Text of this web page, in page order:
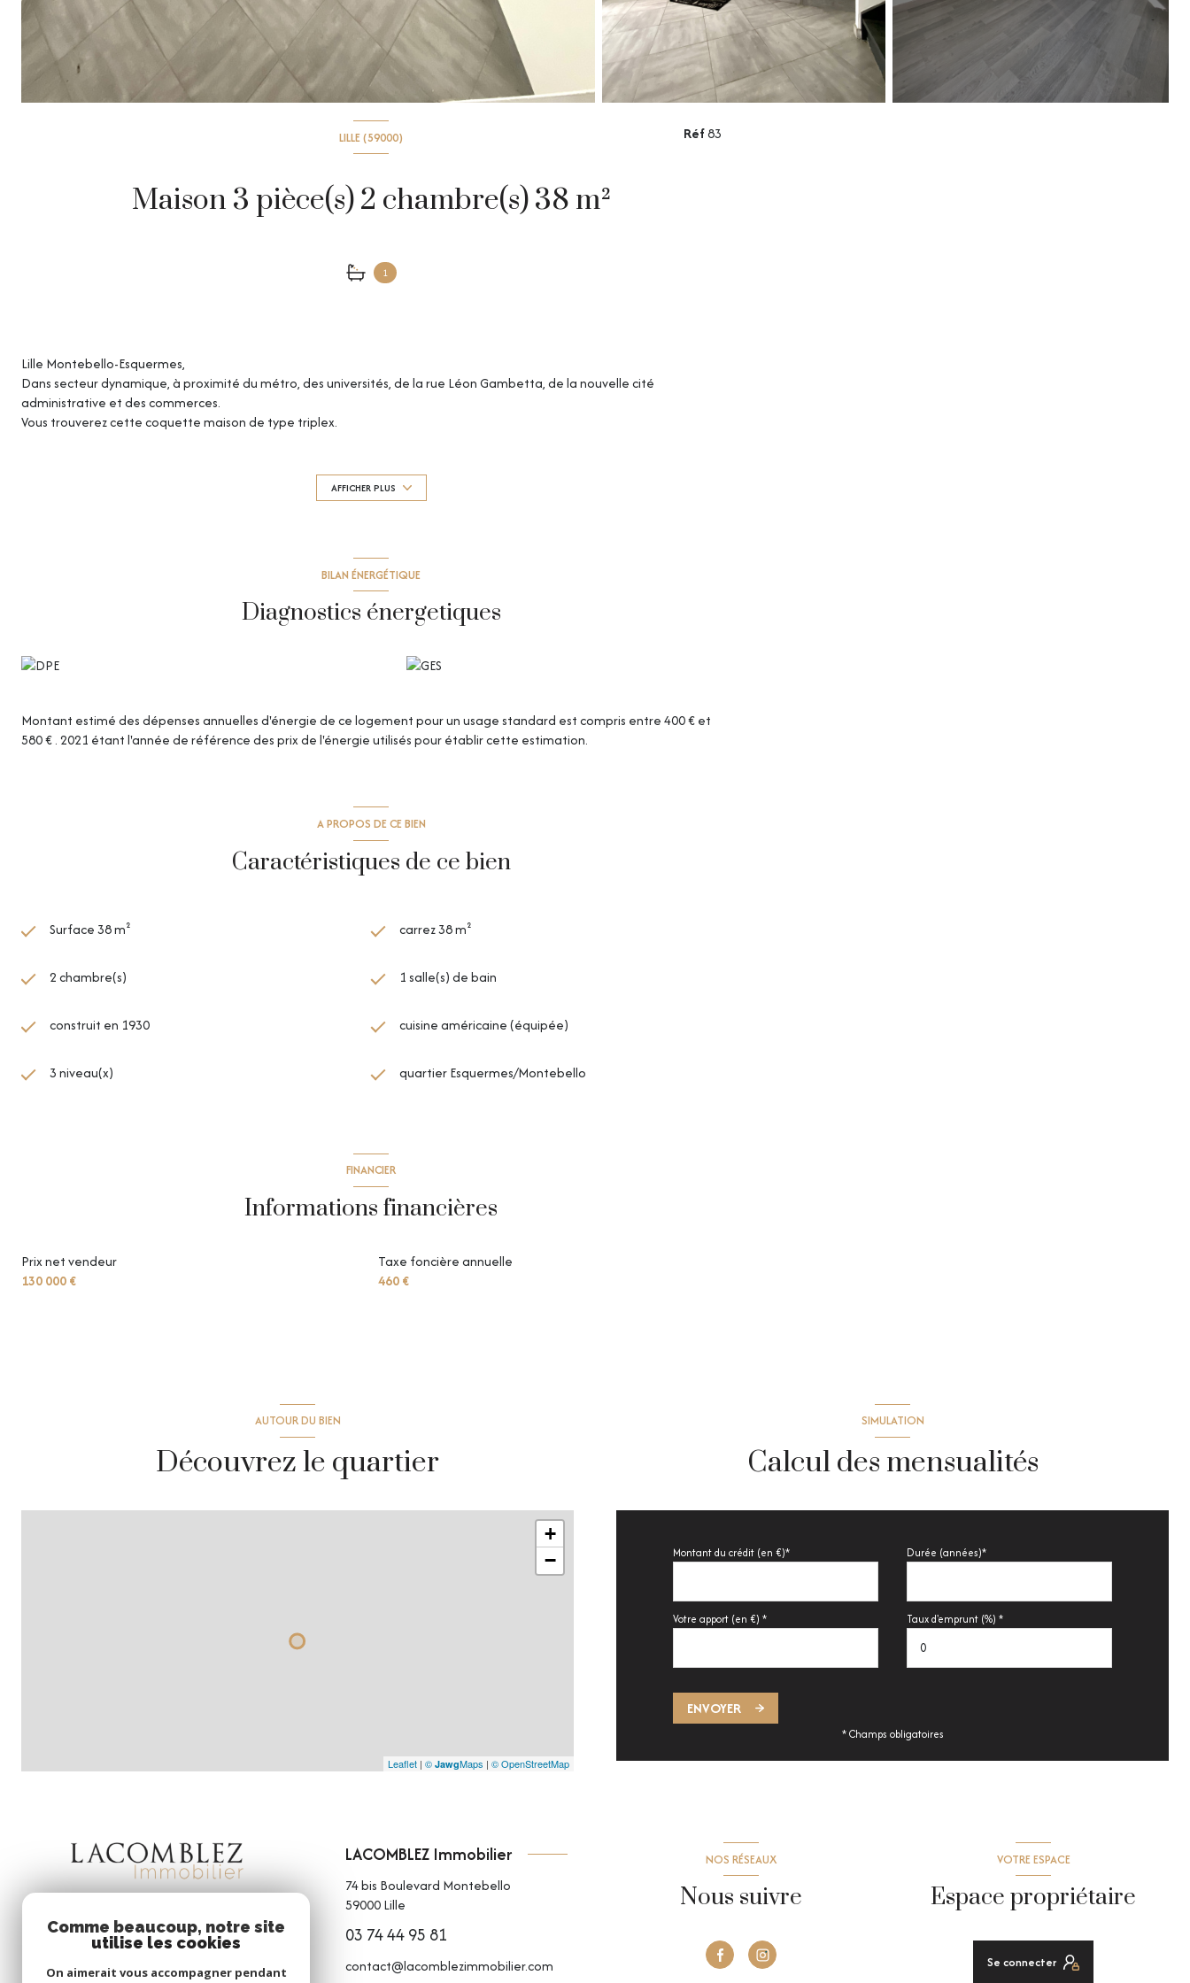
LILLE (59000)
Maison 3 pièce(s) 2 chambre(s) 38 m²
1
Réf83
Lille Montebello-Esquermes,
Dans secteur dynamique, à proximité du métro, des universités, de la rue Léon Gambetta, de la nouvelle cité
administrative et des commerces.
Vous trouverez cette coquette maison de type triplex.
Idéal investisseur ou primo accédant. "Aucunes charges de copropriété et faible taxe fonciere"
AFFICHER PLUS
BILAN ÉNERGÉTIQUE
Diagnostics énergetiques
Montant estimé des dépenses annuelles d'énergie de ce logement pour un usage standard est compris entre 400 € et
580 € . 2021 étant l'année de référence des prix de l'énergie utilisés pour établir cette estimation.
A PROPOS DE CE BIEN
Caractéristiques de ce bien
Surface 38 m² carrez 38 m²
2 chambre(s) 1 salle(s) de bain
construit en 1930 cuisine américaine (équipée)
3 niveau(x) quartier Esquermes/Montebello
FINANCIER
Informations financières
Prix net vendeur
130 000 €
Taxe foncière annuelle
460 €
AUTOUR DU BIEN
Découvrez le quartier
+
−
Leaflet | © JawgMaps | © OpenStreetMap
SIMULATION
Calcul des mensualités
Montant du crédit (en €)* Durée (années)*
Votre apport (en €) * Taux d'emprunt (%) *
ENVOYER
* Champs obligatoires
LACOMBLEZ Immobilier
74 bis Boulevard Montebello
59000Lille
03 74 44 95 81
contact@lacomblezimmobilier.com
NOS RÉSEAUX
Nous suivre
VOTRE ESPACE
Espace propriétaire
Se connecter
Comme beaucoup, notre site
utilise les cookies
On aimerait vous accompagner pendant